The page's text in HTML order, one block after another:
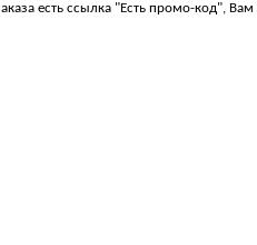
есть ссылка "Есть промо-код",